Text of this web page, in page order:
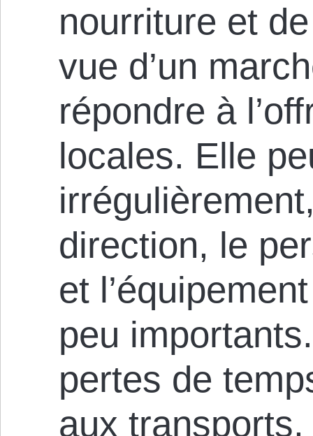
nourriture et
vue d’un
répondre à
locales. Elle
direction, le
et
peu
pertes de
aux